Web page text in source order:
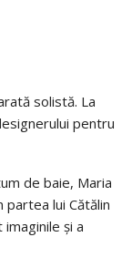
solistă. La
pentru
de baie, Maria
lui Cătălin
și a